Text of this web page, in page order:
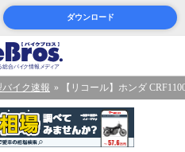
ダウンロード
バイク速報 【リコール】ホンダ